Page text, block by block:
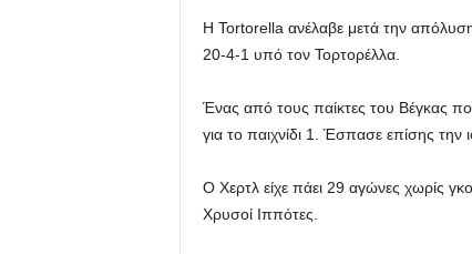
Η Tortorella ανέλαβε μετά την
20-4-1 υπό τον Τορτορέλλα.
Ένας από τους παίκτες του Βέγκας
για το παιχνίδι 1. Έσπασε επίσης την
Ο Χερτλ είχε πάει 29 αγώνες χωρίς
Χρυσοί Ιππότες.